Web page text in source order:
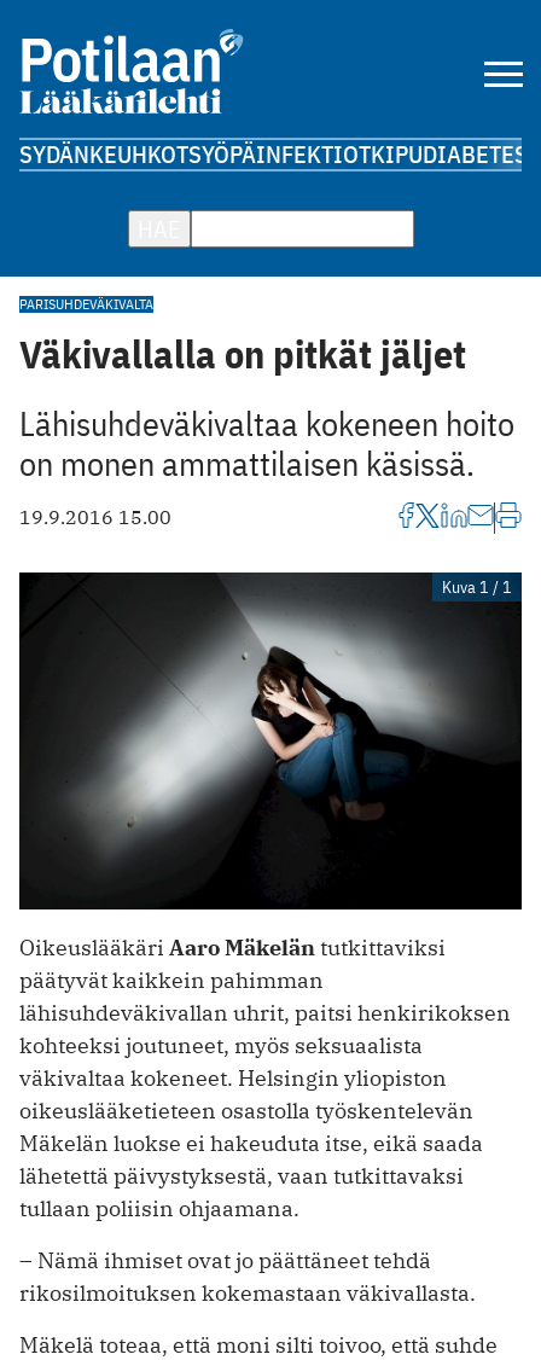
SYDÄNKEUHKOTSYÖPÄINFEKTIOTKIPUDIABETES
PARISUHDEVÄKIVALTA
Väkivallalla on pitkät jäljet
Lähisuhdeväkivaltaa kokeneen hoito
on monen ammattilaisen käsissä.
19.9.2016 15.00
Kuva 1 / 1
Oikeuslääkäri Aaro Mäkeläntutkittaviksi
päätyvät kaikkein pahimman
lähisuhdeväkivallan uhrit, paitsi henkirikoksen
kohteeksi joutuneet, myös seksuaalista
väkivaltaa kokeneet. Helsingin yliopiston
oikeuslääketieteen osastolla työskentelevän
Mäkelän luokse ei hakeuduta itse, eikä saada
lähetettä päivystyksestä, vaan tutkittavaksi
tullaan poliisin ohjaamana.
– Nämä ihmiset ovat jo päättäneet tehdä
rikosilmoituksen kokemastaan väkivallasta.
Mäkelä toteaa, että moni silti toivoo, että suhde